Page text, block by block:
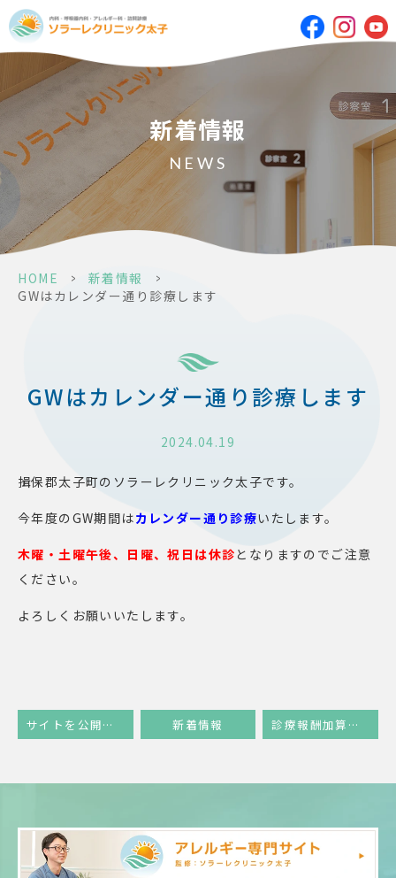
新着情報
NEWS
HOME > 新着情報
>
GWはカレンダー通り診療します
GWはカレンダー通り診療します
2024.04.19
揖保郡太子町のソラーレクリニック太子です。
今年度のGW期間はカレンダー通り診療いたします。
木曜・土曜午後、日曜、祝日は休診となりますのでご注意
ください。
よろしくお願いいたします。
サイトを公開しました 新着情報 診療報酬加算等に関するご案内